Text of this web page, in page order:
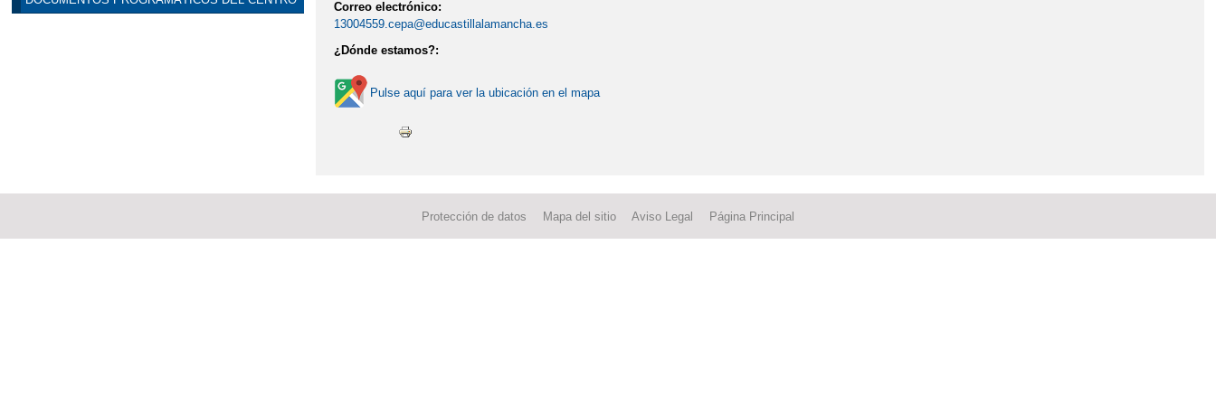
Correo electrónico:
13004559.cepa@educastillalamancha.es
¿Dónde estamos?:
Pulse aquí para ver la ubicación en el mapa
Protección de datos Mapa del sitio Aviso Legal Página Principal